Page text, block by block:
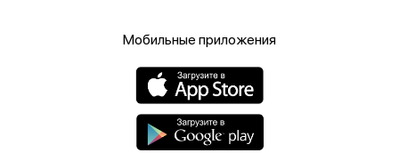
Мобильные приложения